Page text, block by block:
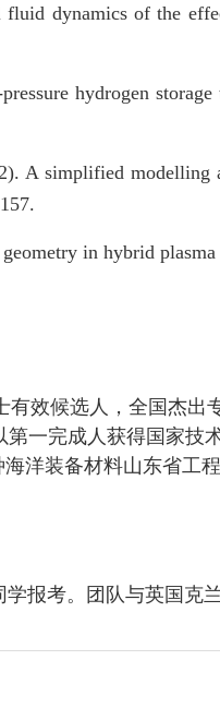
dynamics of the
hydrogen storage
simplified modelling
in hybrid
效候选人，全国杰
一完成人获得国家
洋装备材料山东省工
报考。团队与英国克